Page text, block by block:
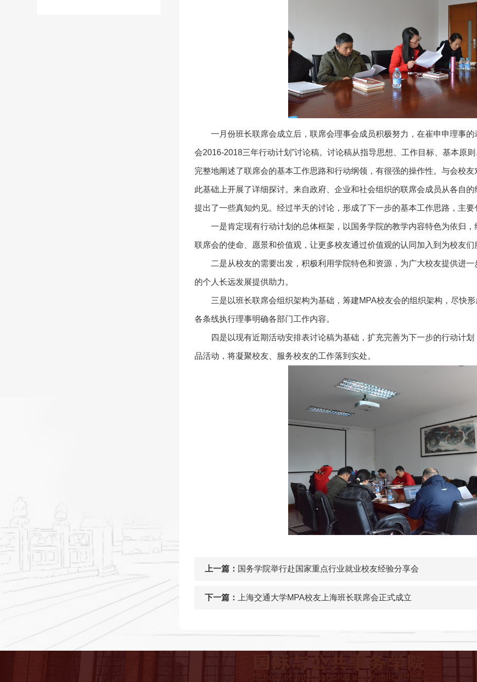
一月份班长联席会成立后，联席会理事会成员积极努力，在崔申申理事
会2016-2018三年行动计划”讨论稿。讨论稿从指导思想、工作目标、基本原
完整地阐述了联席会的基本工作思路和行动纲领，有很强的操作性。与会校
此基础上开展了详细探讨。来自政府、企业和社会组织的联席会成员从各自
提出了一些真知灼见。经过半天的讨论，形成了下一步的基本工作思路，主要
一是肯定现有行动计划的总体框架，以国务学院的教学内容特色为依归
联席会的使命、愿景和价值观，让更多校友通过价值观的认同加入到为校友们
二是从校友的需要出发，积极利用学院特色和资源，为广大校友提供进
的个人长远发展提供助力。
三是以班长联席会组织架构为基础，筹建MPA校友会的组织架构，尽快
各条线执行理事明确各部门工作内容。
四是以现有近期活动安排表讨论稿为基础，扩充完善为下一步的行动计
品活动，将凝聚校友、服务校友的工作落到实处。
上一篇： 国务学院举行赴国家重点行业就业校友经验分享会
下一篇： 上海交通大学MPA校友上海班长联席会正式成立